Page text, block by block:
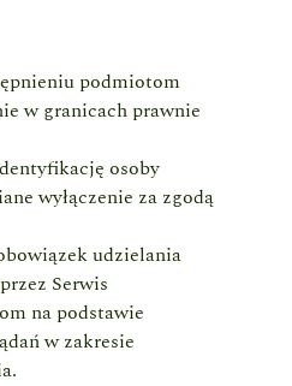
podmiotom
w granicach prawnie
osoby
wyłączenie za zgodą
udzielania
Serwis
na podstawie
w zakresie